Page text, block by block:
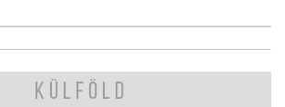
KÜLFÖLD